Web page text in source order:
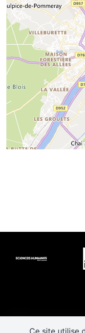
Ce site utilise